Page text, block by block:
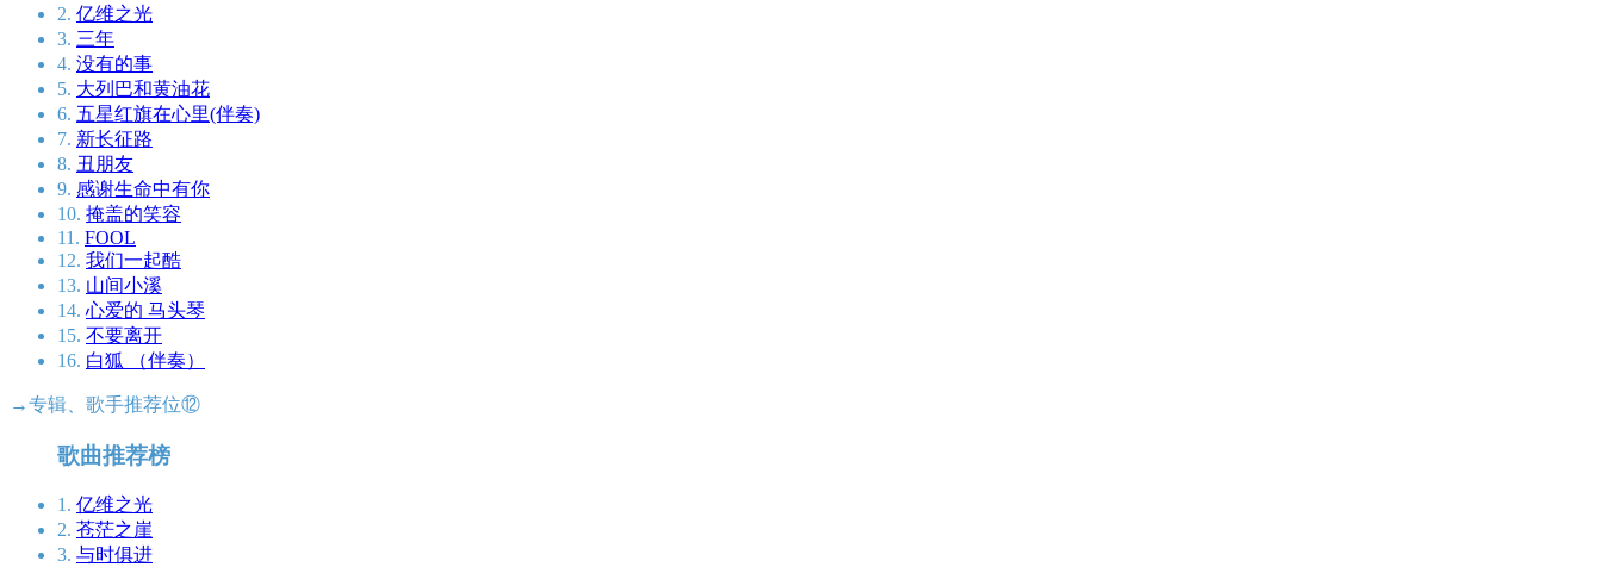
2. 亿维之光
3. 三年
4. 没有的事
5. 大列巴和黄油花
6. 五星红旗在心里(伴奏)
7. 新长征路
8. 丑朋友
9. 感谢生命中有你
10. 掩盖的笑容
11. FOOL
12. 我们一起酷
13. 山间小溪
14. 心爱的 马头琴
15. 不要离开
16. 白狐 （伴奏）
→专辑、歌手推荐位⑫
歌曲推荐榜
1. 亿维之光
2. 苍茫之崖
3. 与时俱进